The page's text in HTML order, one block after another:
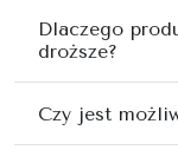
Dlaczego
droższe?
Czy jest